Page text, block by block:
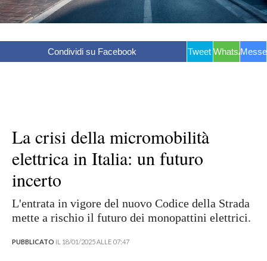
Condividi su Facebook Tweet WhatsApp
La crisi della micromobilità
elettrica in Italia: un futuro
incerto
L'entrata in vigore del nuovo Codice della Strada
mette a rischio il futuro dei monopattini elettrici.
PUBBLICATO IL 18/01/2025 ALLE 07:47